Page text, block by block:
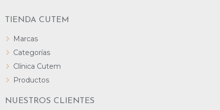
TIENDA CUTEM
Marcas
Categorías
Clínica Cutem
Productos
NUESTROS CLIENTES